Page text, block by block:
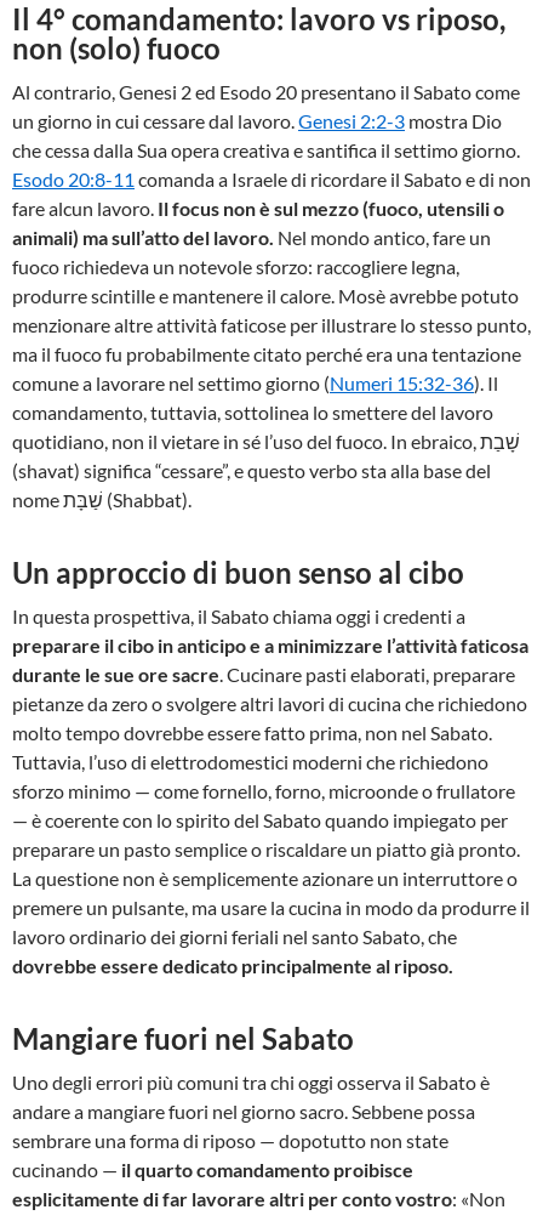
Il 4° comandamento: lavoro vs riposo,
non (solo) fuoco
Al contrario, Genesi 2 ed Esodo 20 presentano il Sabato come
un giorno in cui cessare dal lavoro.Genesi 2:2-3 mostra Dio
che cessa dalla Sua opera creativa e santifica il settimo giorno.
Esodo 20:8-11 comanda a Israele di ricordare il Sabato e di non
fare alcun lavoro. Il focus non è sul mezzo (fuoco, utensili o
animali) ma sull’atto del lavoro. Nel mondo antico, fare un
fuoco richiedeva un notevole sforzo: raccogliere legna,
produrre scintille e mantenere il calore. Mosè avrebbe potuto
menzionare altre attività faticose per illustrare lo stesso punto,
ma il fuoco fu probabilmente citato perché era una tentazione
comune a lavorare nel settimo giorno (Numeri 15:32-36). Il
comandamento, tuttavia, sottolinea lo smettere del lavoro
quotidiano, non il vietare in sé l’uso del fuoco. In ebraico, שָׁבַת
(shavat) significa “cessare”, e questo verbo sta alla base del
nome שַׁבָּת (Shabbat).
Un approccio di buon senso al cibo
In questa prospettiva, il Sabato chiama oggi i credenti a
preparare il cibo in anticipo e a minimizzare l’attività faticosa
durante le sue ore sacre. Cucinare pasti elaborati, preparare
pietanze da zero o svolgere altri lavori di cucina che richiedono
molto tempo dovrebbe essere fatto prima, non nel Sabato.
Tuttavia, l’uso di elettrodomestici moderni che richiedono
sforzo minimo — come fornello, forno, microonde o frullatore
— è coerente con lo spirito del Sabato quando impiegato per
preparare un pasto semplice o riscaldare un piatto già pronto.
La questione non è semplicemente azionare un interruttore o
premere un pulsante, ma usare la cucina in modo da produrre il
lavoro ordinario dei giorni feriali nel santo Sabato, che
dovrebbe essere dedicato principalmente al riposo.
Mangiare fuori nel Sabato
Uno degli errori più comuni tra chi oggi osserva il Sabato è
andare a mangiare fuori nel giorno sacro. Sebbene possa
sembrare una forma di riposo — dopotutto non state
cucinando — il quarto comandamento proibisce
esplicitamente di far lavorare altri per conto vostro: «Non